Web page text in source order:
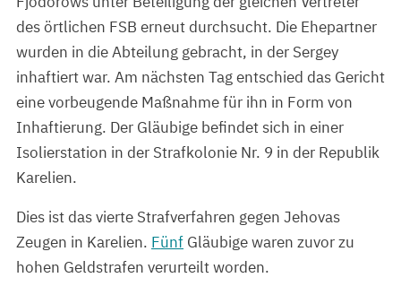
des örtlichen FSB erneut durchsucht. Die Ehepartner
wurden in die Abteilung gebracht, in der Sergey
inhaftiert war. Am nächsten Tag entschied das Gericht
eine vorbeugende Maßnahme für ihn in Form von
Inhaftierung. Der Gläubige befindet sich in einer
Isolierstation in der Strafkolonie Nr. 9 in der Republik
Karelien.
Dies ist das vierte Strafverfahren gegen Jehovas
Zeugen in Karelien. Fünf Gläubige waren zuvor zu
hohen Geldstrafen verurteilt worden.